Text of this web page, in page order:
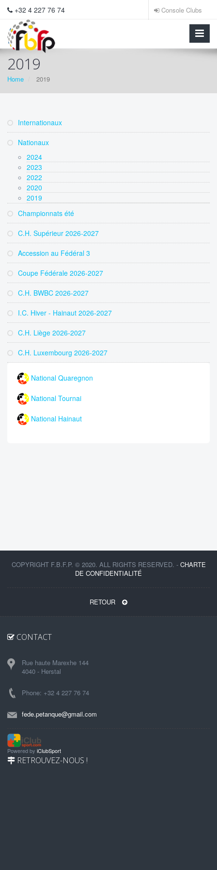
+32 4 227 76 74 Console Clubs
2019
Home 2019
Internationaux
Nationaux
2024
2023
2022
2020
2019
Championnats été
C.H. Supérieur 2026-2027
Accession au Fédéral 3
Coupe Fédérale 2026-2027
C.H. BWBC 2026-2027
I.C. Hiver - Hainaut 2026-2027
C.H. Liège 2026-2027
C.H. Luxembourg 2026-2027
National Quaregnon
National Tournai
National Hainaut
COPYRIGHT F.B.F.P. © 2020. ALL RIGHTS RESERVED. - CHARTE
DE CONFIDENTIALITÉ
RETOUR
CONTACT
Rue haute Marexhe 144
4040 - Herstal
Phone: +32 4 227 76 74
fede.petanque@gmail.com
Powered by iClubSport
RETROUVEZ-NOUS !